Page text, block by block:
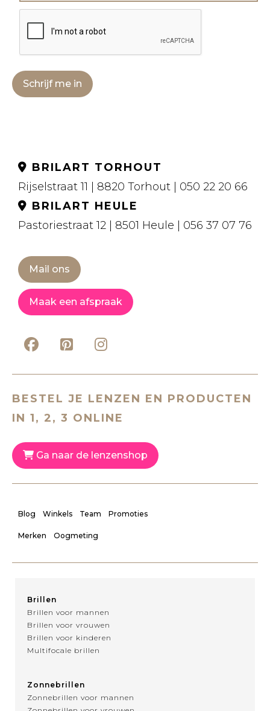
Schrijf me in
BRILART TORHOUT
Rijselstraat 11 | 8820 Torhout | 050 22 20 66
BRILART HEULE
Pastoriestraat 12 | 8501 Heule | 056 37 07 76
Mail ons
Maak een afspraak
BESTEL JE LENZEN EN PRODUCTEN
IN 1, 2, 3 ONLINE
Ga naar de lenzenshop
Blog Winkels Team Promoties
Merken Oogmeting
Brillen
Brillen voor mannen
Brillen voor vrouwen
Brillen voor kinderen
Multifocale brillen
Zonnebrillen
Zonnebrillen voor mannen